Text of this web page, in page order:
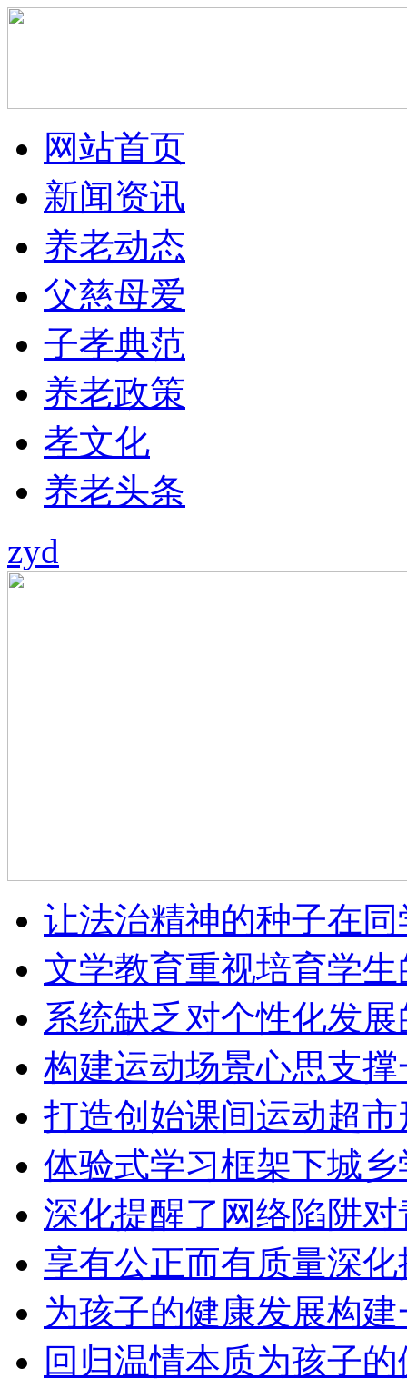
网站首页
新闻资讯
养老动态
父慈母爱
子孝典范
养老政策
孝文化
养老头条
zyd
让法治精神的种子在
文学教育重视培育学
系统缺乏对个性化发
构建运动场景心思支
打造创始课间运动超
体验式学习框架下城
深化提醒了网络陷阱
享有公正而有质量深
为孩子的健康发展构
回归温情本质为孩子